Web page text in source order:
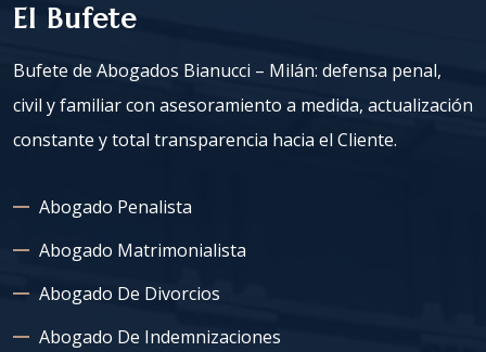
El Bufete
Bufete de Abogados Bianucci – Milán: defensa penal,
civil y familiar con asesoramiento a medida, actualización
constante y total transparencia hacia el Cliente.
Abogado Penalista
Abogado Matrimonialista
Abogado De Divorcios
Abogado De Indemnizaciones